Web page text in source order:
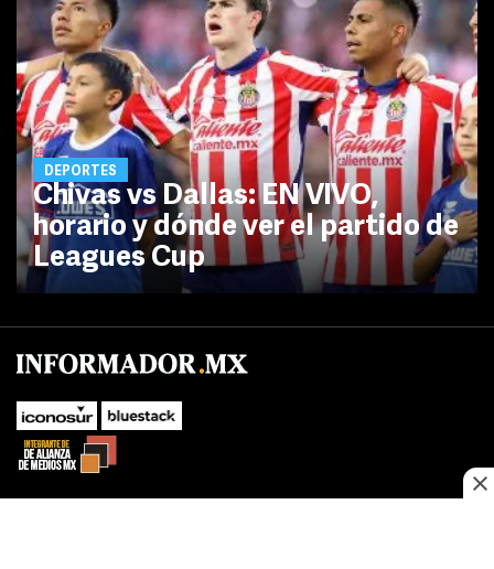
DEPORTES
Chivas vs Dallas: EN VIVO,
horario y dónde ver el partido de
Leagues Cup